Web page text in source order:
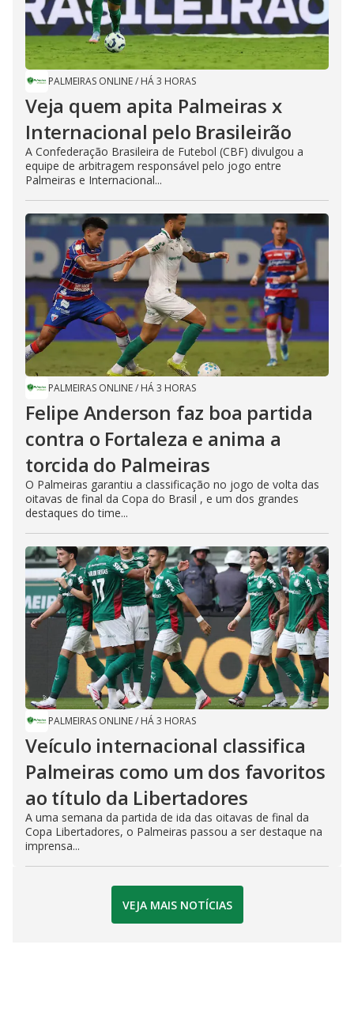
PALMEIRAS ONLINE/ HÁ 3 HORAS
Veja quem apita Palmeiras x
Internacional pelo Brasileirão
A Confederação Brasileira de Futebol (CBF) divulgou a
equipe de arbitragem responsável pelo jogo entre
Palmeiras e Internacional...
PALMEIRAS ONLINE/ HÁ 3 HORAS
Felipe Anderson faz boa partida
contra o Fortaleza e anima a
torcida do Palmeiras
O Palmeiras garantiu a classificação no jogo de volta das
oitavas de final da Copa do Brasil , e um dos grandes
destaques do time...
PALMEIRAS ONLINE/ HÁ 3 HORAS
Veículo internacional classifica
Palmeiras como um dos favoritos
ao título da Libertadores
A uma semana da partida de ida das oitavas de final da
Copa Libertadores, o Palmeiras passou a ser destaque na
imprensa...
VEJA MAIS NOTÍCIAS